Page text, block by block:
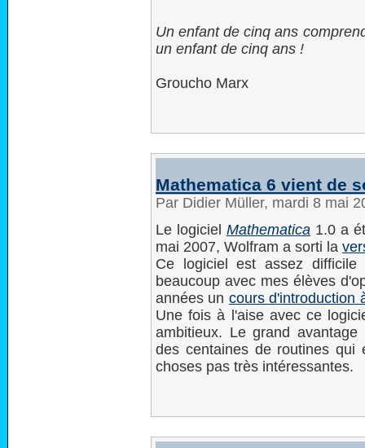
Un enfant de cinq ans
un enfant de cinq ans !
Groucho Marx
Mathematica 6 vient de
Par Didier Müller, mardi 8 mai
Le logiciel Mathematica 1.0 a
mai 2007, Wolfram a sorti la
Ce logiciel est assez
beaucoup avec mes élèves
années un cours d'introduction
Une fois à l'aise avec ce
ambitieux. Le grand
des centaines de routines
choses pas très intéressantes.